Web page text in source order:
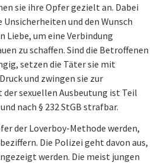
sie ihre Opfer gezielt an. Dabei
und den Wunsch
Liebe, um eine Verbindung
zu schaffen. Sind die Betroffenen
setzen die Täter sie mit
und zwingen sie zur
sexuellen Ausbeutung ist Teil
nach § 232 StGB strafbar.
der Loverboy-Methode werden,
Die Polizei geht davon aus,
werden. Die meist jungen